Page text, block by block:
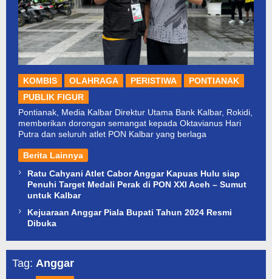
KOMBIS OLAHRAGA PERISTIWA
PONTIANAK
PUBLIK FIGUR
Pontianak, Media Kalbar Direktur Utama Bank Kalbar, Rokidi,
memberikan dorongan semangat kepada Oktavianus Hari
Putra dan seluruh atlet PON Kalbar yang berlaga
Berita Lainnya
Ratu Cahyani Atlet Cabor Anggar Kapuas Hulu siap
Penuhi Target Medali Perak di PON XXI Aceh – Sumut
untuk Kalbar
Kejuaraan Anggar Piala Bupati Tahun 2024 Resmi
Dibuka
Tag: Anggar